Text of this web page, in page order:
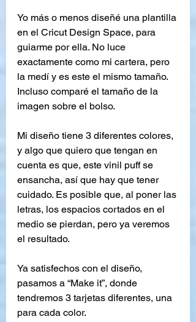
Yo más o menos diseñé una plantilla
en el Cricut Design Space, para
guiarme por ella. No luce
exactamente como mi cartera, pero
la medí y es este el mismo tamaño.
Incluso comparé el tamaño de la
imagen sobre el bolso.
Mi diseño tiene 3 diferentes colores,
y algo que quiero que tengan en
cuenta es que, este vinil puff se
ensancha, así que hay que tener
cuidado. Es posible que, al poner las
letras, los espacios cortados en el
medio se pierdan, pero ya veremos
el resultado.
Ya satisfechos con el diseño,
pasamos a “Make it”, donde
tendremos 3 tarjetas diferentes, una
para cada color.